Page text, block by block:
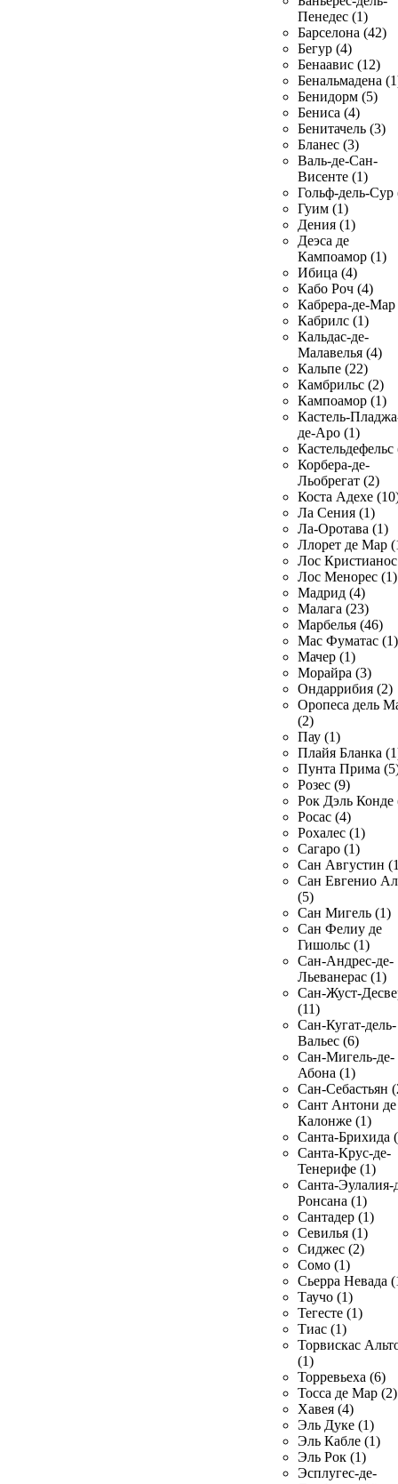
Пенедес (1)
Барселона (42)
Бегур (4)
Бенаавис (12)
Бенальмадена
Бенидорм (5)
Бениса (4)
Бенитачель (3)
Бланес (3)
Валь-де-Сан-
Висенте (1)
Гольф-дель-Сур
Гуим (1)
Дения (1)
Деэса де
Кампоамор (1)
Ибица (4)
Кабо Роч (4)
Кабрера-де-Мар
Кабрилс (1)
Кальдас-де-
Малавелья (4)
Кальпе (22)
Камбрильс (2)
Кампоамор (1)
Кастель-
де-Аро (1)
Кастельдефельс
Корбера-де-
Льобрегат (2)
Коста Адехе
Ла Сения (1)
Ла-Оротава (1)
Ллорет де Мар
Лос
Лос Менорес (1)
Мадрид (4)
Малага (23)
Марбелья (46)
Мас Фуматас (1)
Мачер (1)
Морайра (3)
Ондаррибия (2)
Оропеса дель
(2)
Пау (1)
Плайя Бланка
Пунта Прима
Розес (9)
Рок Дэль Конде
Росас (4)
Рохалес (1)
Сагаро (1)
Сан Августин
Сан Евгенио
(5)
Сан Мигель (1)
Сан Фелиу де
Гишольс (1)
Сан-Андрес-де-
Льеванерас (1)
Сан-Жуст-
(11)
Сан-Кугат-дель-
Вальес (6)
Сан-Мигель-де-
Абона (1)
Сан-Себастьян
Сант Антони де
Калонже (1)
Санта-Брихида
Санта-Крус-де-
Тенерифе (1)
Санта-Эулалия-
Ронсана (1)
Сантадер (1)
Севилья (1)
Сиджес (2)
Сомо (1)
Сьерра Невада
Таучо (1)
Тегесте (1)
Тиас (1)
Торвискас
(1)
Торревьеха (6)
Тосса де Мар (2)
Хавея (4)
Эль Дуке (1)
Эль Кабле (1)
Эль Рок (1)
Эсплугес-де-